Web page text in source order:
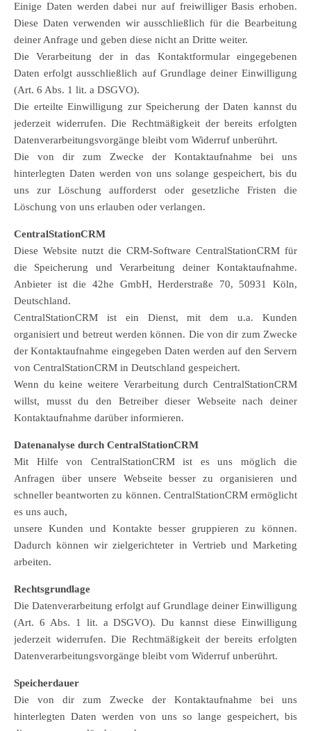
Einige Daten werden dabei nur auf freiwilliger Basis erhoben.
Diese Daten verwenden wir ausschließlich für die Bearbeitung
deiner Anfrage und geben diese nicht an Dritte weiter.
Die Verarbeitung der in das Kontaktformular eingegebenen
Daten erfolgt ausschließlich auf Grundlage deiner Einwilligung
(Art. 6 Abs. 1 lit. a DSGVO).
Die erteilte Einwilligung zur Speicherung der Daten kannst du
jederzeit widerrufen. Die Rechtmäßigkeit der bereits erfolgten
Datenverarbeitungsvorgänge bleibt vom Widerruf unberührt.
Die von dir zum Zwecke der Kontaktaufnahme bei uns
hinterlegten Daten werden von uns solange gespeichert, bis du
uns zur Löschung aufforderst oder gesetzliche Fristen die
Löschung von uns erlauben oder verlangen.
CentralStationCRM
Diese Website nutzt die CRM-Software CentralStationCRM für
die Speicherung und Verarbeitung deiner Kontaktaufnahme.
Anbieter ist die 42he GmbH, Herderstraße 70, 50931 Köln,
Deutschland.
CentralStationCRM ist ein Dienst, mit dem u.a. Kunden
organisiert und betreut werden können. Die von dir zum Zwecke
der Kontaktaufnahme eingegeben Daten werden auf den Servern
von CentralStationCRM in Deutschland gespeichert.
Wenn du keine weitere Verarbeitung durch CentralStationCRM
willst, musst du den Betreiber dieser Webseite nach deiner
Kontaktaufnahme darüber informieren.
Datenanalyse durch CentralStationCRM
Mit Hilfe von CentralStationCRM ist es uns möglich die
Anfragen über unsere Webseite besser zu organisieren und
schneller beantworten zu können. CentralStationCRM ermöglicht
es uns auch,
unsere Kunden und Kontakte besser gruppieren zu können.
Dadurch können wir zielgerichteter in Vertrieb und Marketing
arbeiten.
Rechtsgrundlage
Die Datenverarbeitung erfolgt auf Grundlage deiner Einwilligung
(Art. 6 Abs. 1 lit. a DSGVO). Du kannst diese Einwilligung
jederzeit widerrufen. Die Rechtmäßigkeit der bereits erfolgten
Datenverarbeitungsvorgänge bleibt vom Widerruf unberührt.
Speicherdauer
Die von dir zum Zwecke der Kontaktaufnahme bei uns
hinterlegten Daten werden von uns so lange gespeichert, bis